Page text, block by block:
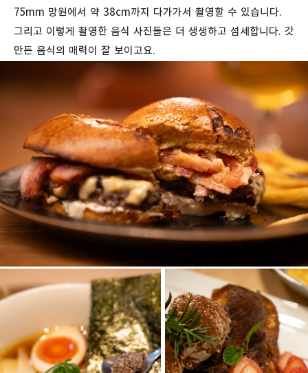
75mm 망원에서 약 38cm까지 다가가서 촬영할 수 있습니다.
그리고 이렇게 촬영한 음식 사진들은 더 생생하고 섬세합니다. 갓
만든 음식의 매력이 잘 보이고요.